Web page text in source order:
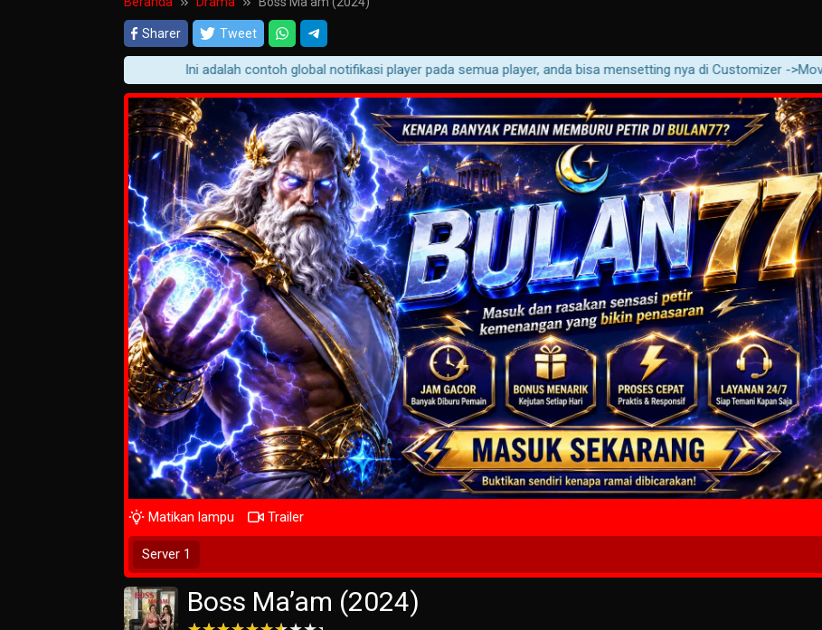
Sharer Tweet
Ini adalah contoh global notifikasi player pada semua player, anda bisa mensetting nya di Customizer ->Movie ->
Tunggu 2 Detik
4 Wait
Matikan lampu Trailer
Server 1
Boss Ma’am (2024)